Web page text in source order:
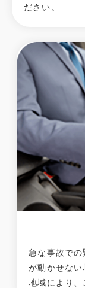
ださい。
急な事故で
が動かせない
地域により、